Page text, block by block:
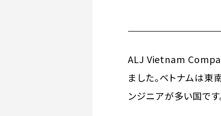
ALJ Vietnam
ました。ベトナムは
ンジニアが多い国です